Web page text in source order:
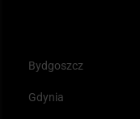
Bydgoszcz
Gdynia